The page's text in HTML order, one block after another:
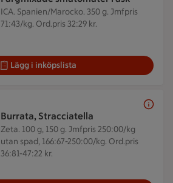
ICA. Spanien/Marocko. 350 g. Jmfpris
71:43/kg. Ord.pris 32:29 kr.
Lägg i inköpslista
Burrata, Stracciatella
Zeta. 100 g, 150 g. Jmfpris 250:00/kg
utan spad, 166:67-250:00/kg. Ord.pris
36:81-47:22 kr.